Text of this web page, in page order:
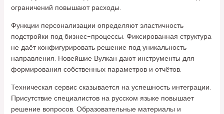
ограничений повышают расходы.
Функции персонализации определяют эластичность
подстройки под бизнес-процессы. Фиксированная структура
не даёт конфигурировать решение под уникальность
направления. Новейшие Вулкан дают инструменты для
формирования собственных параметров и отчётов.
Техническая сервис сказывается на успешность интеграции.
Присутствие специалистов на русском языке повышает
решение вопросов. Образовательные материалы и